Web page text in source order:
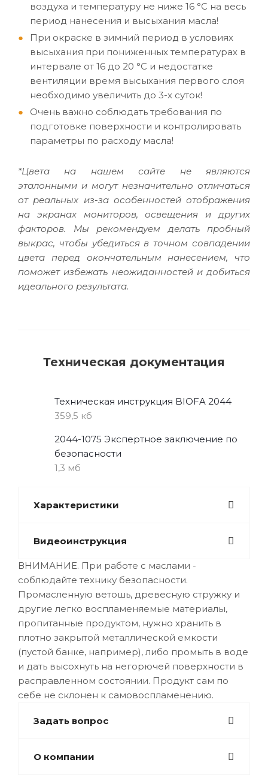
воздуха и температуру не ниже 16 °C на весь
период нанесения и высыхания масла!
При окраске в зимний период в условиях
высыхания при пониженных температурах в
интервале от 16 до 20 °C и недостатке
вентиляции время высыхания первого слоя
необходимо увеличить до 3-х суток!
Очень важно соблюдать требования по
подготовке поверхности и контролировать
параметры по расходу масла!
*Цвета на нашем сайте не являются
эталонными и могут незначительно отличаться
от реальных из-за особенностей отображения
на экранах мониторов, освещения и других
факторов. Мы рекомендуем делать пробный
выкрас, чтобы убедиться в точном совпадении
цвета перед окончательным нанесением, что
поможет избежать неожиданностей и добиться
идеального результата.
Техническая документация
Техническая инструкция BIOFA 2044
359,5 кб
2044-1075 Экспертное заключение по
безопасности
1,3 мб
Характеристики
Видеоинструкция
ВНИМАНИЕ. При работе с маслами -
соблюдайте технику безопасности.
Промасленную ветошь, древесную стружку и
другие легко воспламеняемые материалы,
пропитанные продуктом, нужно хранить в
плотно закрытой металлической емкости
(пустой банке, например), либо промыть в воде
и дать высохнуть на негорючей поверхности в
расправленном состоянии. Продукт сам по
себе не склонен к самовоспламенению.
Задать вопрос
О компании